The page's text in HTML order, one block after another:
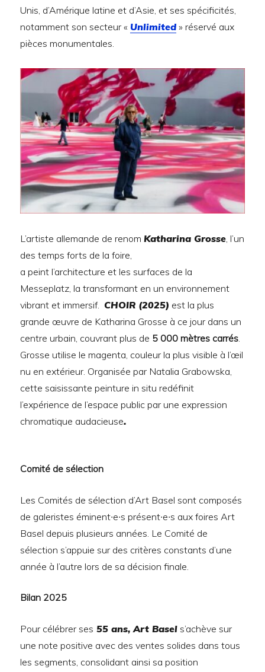
Unis, d’Amérique latine et d’Asie, et ses spécificités,
notamment son secteur « Unlimited » réservé aux
pièces monumentales.
L’artiste allemande de renomKatharina Grosse, l’un
des temps forts de la foire,
a peint l’architecture et les surfaces de la
Messeplatz, la transformant en un environnement
vibrant et immersif. CHOIR (2025) est la plus
grande œuvre de Katharina Grosse à ce jour dans un
centre urbain, couvrant plus de 5 000 mètres carrés.
Grosse utilise le magenta, couleur la plus visible à l’œil
nu en extérieur. Organisée par Natalia Grabowska,
cette saisissante peinture in situ redéfinit
l’expérience de l’espace public par une expression
chromatique audacieuse.
Comité de sélection
Les Comités de sélection d’Art Basel sont composés
de galeristes éminent∙e∙s présent∙e∙s aux foires Art
Basel depuis plusieurs années. Le Comité de
sélection s’appuie sur des critères constants d’une
année à l’autre lors de sa décision finale.
Bilan 2025
Pour célébrer ses 55 ans, Art Basel s’achève sur
une note positive avec des ventes solides dans tous
les segments, consolidant ainsi sa position